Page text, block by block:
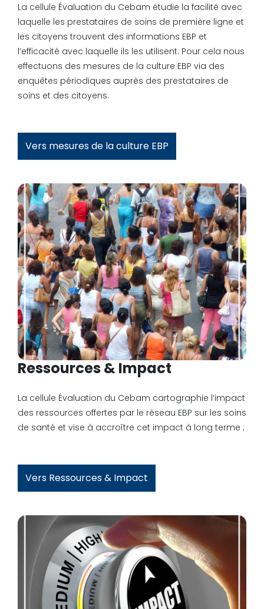
La cellule Évaluation du Cebam étudie la facilité avec
laquelle les prestataires de soins de première ligne et
les citoyens trouvent des informations EBP et
l’efficacité avec laquelle ils les utilisent. Pour cela nous
effectuons des mesures de la culture EBP via des
enquêtes périodiques auprès des prestataires de
soins et des citoyens.
Vers mesures de la culture EBP
Ressources & Impact
La cellule Évaluation du Cebam cartographie l’impact
des ressources offertes par le réseau EBP sur les soins
de santé et vise à accroître cet impact à long terme ;
Vers Ressources & Impact